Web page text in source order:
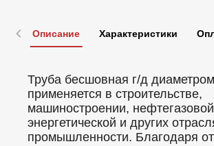
Описание Характеристики
Труба бесшовная г/д
применяется в строительстве,
машиностроении,
энергетической и других
промышленности. Благодаря